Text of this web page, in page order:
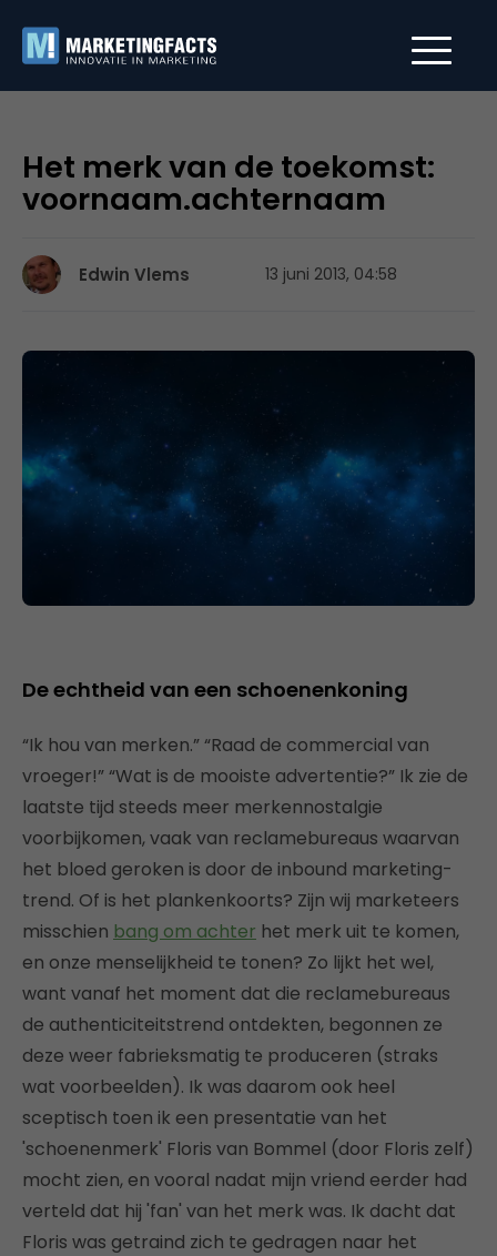
Het merk van de toekomst:
voornaam.achternaam
Edwin Vlems 13 juni 2013, 04:58
De echtheid van een schoenenkoning
“Ik hou van merken.” “Raad de commercial van
vroeger!” “Wat is de mooiste advertentie?” Ik zie de
laatste tijd steeds meer merkennostalgie
voorbijkomen, vaak van reclamebureaus waarvan
het bloed geroken is door de inbound marketing-
trend. Of is het plankenkoorts? Zijn wij marketeers
misschien bang om achter het merk uit te komen,
en onze menselijkheid te tonen? Zo lijkt het wel,
want vanaf het moment dat die reclamebureaus
de authenticiteitstrend ontdekten, begonnen ze
deze weer fabrieksmatig te produceren (straks
wat voorbeelden). Ik was daarom ook heel
sceptisch toen ik een presentatie van het
'schoenenmerk' Floris van Bommel (door Floris zelf)
mocht zien, en vooral nadat mijn vriend eerder had
verteld dat hij 'fan' van het merk was. Ik dacht dat
Floris was getraind zich te gedragen naar het